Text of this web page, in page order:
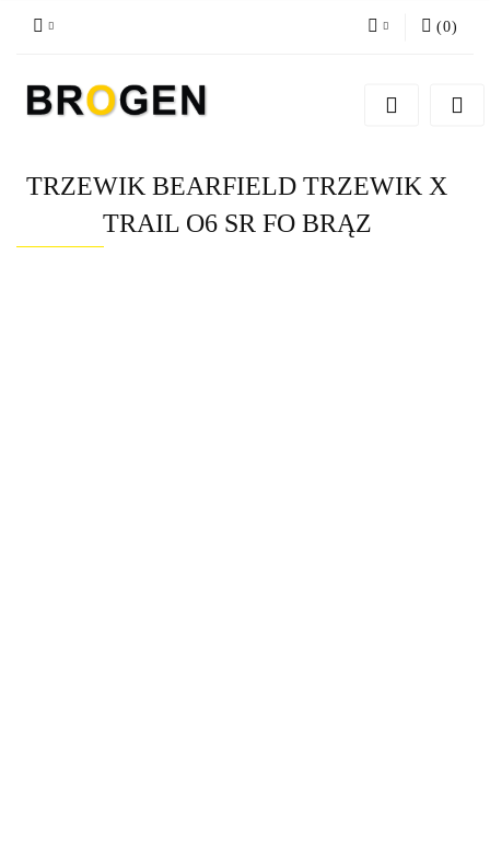
Zarejestruj się
Zgody cookies
(0)
TRZEWIK BEARFIELD TRZEWIK X
TRAIL O6 SR FO BRĄZ